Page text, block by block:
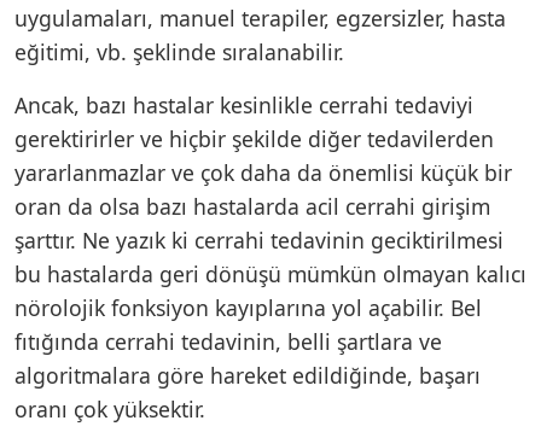
uygulamaları, manuel terapiler, egzersizler, hasta
eğitimi, vb. şeklinde sıralanabilir.
Ancak, bazı hastalar kesinlikle cerrahi tedaviyi
gerektirirler ve hiçbir şekilde diğer tedavilerden
yararlanmazlar ve çok daha da önemlisi küçük bir
oran da olsa bazı hastalarda acil cerrahi girişim
şarttır. Ne yazık ki cerrahi tedavinin geciktirilmesi
bu hastalarda geri dönüşü mümkün olmayan kalıcı
nörolojik fonksiyon kayıplarına yol açabilir. Bel
fıtığında cerrahi tedavinin, belli şartlara ve
algoritmalara göre hareket edildiğinde, başarı
oranı çok yüksektir.